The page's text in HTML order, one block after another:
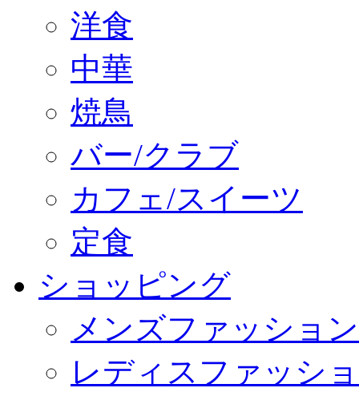
洋食
中華
焼鳥
バー/クラブ
カフェ/スイーツ
定食
ショッピング
メンズファッション
レディスファッシ